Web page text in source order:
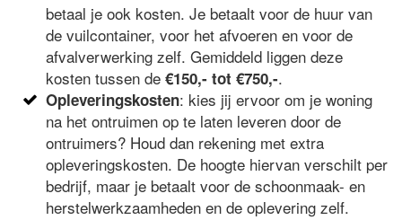
betaal je ook kosten. Je betaalt voor de huur van
de vuilcontainer, voor het afvoeren en voor de
afvalverwerking zelf. Gemiddeld liggen deze
kosten tussen de€150,- tot €750,-.
Opleveringskosten: kies jij ervoor om je woning
na het ontruimen op te laten leveren door de
ontruimers? Houd dan rekening met extra
opleveringskosten. De hoogte hiervan verschilt per
bedrijf, maar je betaalt voor de schoonmaak- en
herstelwerkzaamheden en de oplevering zelf.